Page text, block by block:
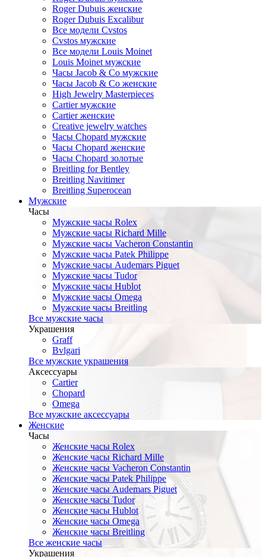
Roger Dubuis женские
Roger Dubuis Excalibur
Все модели Cvstos
Cvstos мужские
Все модели Louis Moinet
Louis Moinet мужские
Часы Jacob & Co мужские
Часы Jacob & Co женские
High Jewelry Masterpieces
Cartier мужские
Cartier женские
Creative jewelry watches
Часы Chopard мужские
Часы Сhopard женские
Часы Сhopard золотые
Breitling for Bentley
Breitling Navitimer
Breitling Superocean
Мужские
Часы
Мужские часы Rolex
Мужские часы Richard Mille
Мужские часы Vacheron Constantin
Мужские часы Patek Philippe
Мужские часы Audemars Piguet
Мужские часы Tudor
Мужские часы Hublot
Мужские часы Omega
Мужские часы Breitling
Все мужские часы
Украшения
Graff
Bvlgari
Все мужские украшения
Аксессуары
Cartier
Chopard
Omega
Все мужские аксессуары
Женские
Часы
Женские часы Rolex
Женские часы Richard Mille
Женские часы Vacheron Constantin
Женские часы Patek Philippe
Женские часы Audemars Piguet
Женские часы Tudor
Женские часы Hublot
Женские часы Omega
Женские часы Breitling
Все женские часы
Украшения